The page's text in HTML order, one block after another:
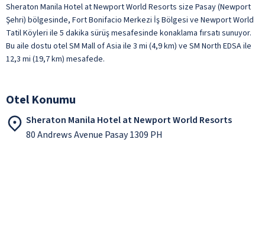
Sheraton Manila Hotel at Newport World Resorts size Pasay (Newport
Şehri) bölgesinde, Fort Bonifacio Merkezi İş Bölgesi ve Newport World
Tatil Köyleri ile 5 dakika sürüş mesafesinde konaklama fırsatı sunuyor.
Bu aile dostu otel SM Mall of Asia ile 3 mi (4,9 km) ve SM North EDSA ile
12,3 mi (19,7 km) mesafede.
Otel Konumu
Sheraton Manila Hotel at Newport World Resorts
80 Andrews Avenue Pasay 1309 PH